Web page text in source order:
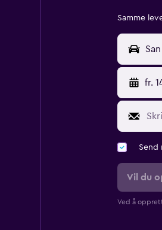
Samme
fr.
Send
Vil du
Ved å